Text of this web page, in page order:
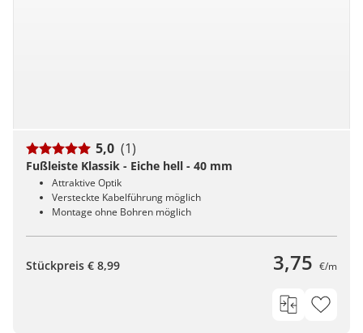
5,0 (1)
Fußleiste Klassik - Eiche hell - 40 mm
Attraktive Optik
Versteckte Kabelführung möglich
Montage ohne Bohren möglich
Stückpreis € 8,99 3,75 €/m